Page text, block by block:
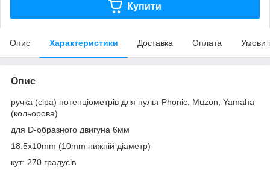
Купити
Опис Характеристики Доставка Оплата Умови
Опис
ручка (сіра) потенціометрів для пульт Phonic, Muzon, Yamaha
(кольорова)
для D-образного двигуна 6мм
18.5x10mm (10mm нижній діаметр)
кут: 270 градусів